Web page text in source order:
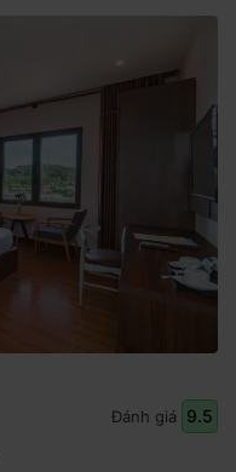
Đánh giá
9.5